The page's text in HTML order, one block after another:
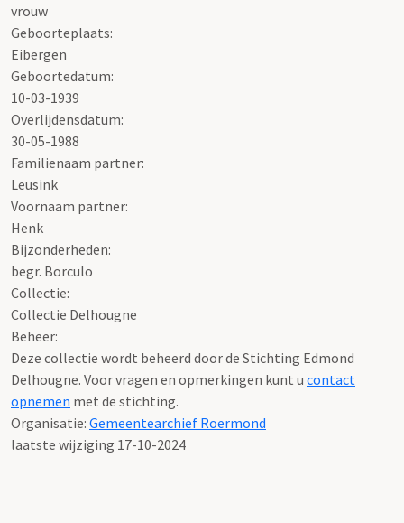
vrouw
Geboorteplaats:
Eibergen
Geboortedatum:
10-03-1939
Overlijdensdatum:
30-05-1988
Familienaam partner:
Leusink
Voornaam partner:
Henk
Bijzonderheden:
begr. Borculo
Collectie:
Collectie Delhougne
Beheer:
Deze collectie wordt beheerd door de Stichting Edmond
Delhougne. Voor vragen en opmerkingen kunt u contact
opnemen met de stichting.
Organisatie: Gemeentearchief Roermond
laatste wijziging 17-10-2024